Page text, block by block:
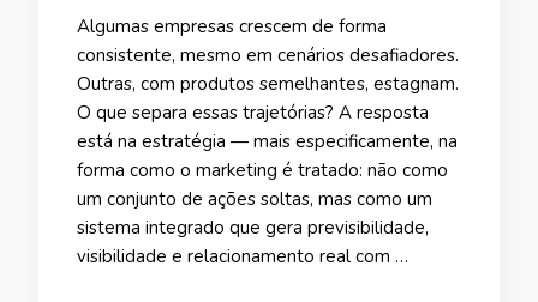
Algumas empresas crescem de forma
consistente, mesmo em cenários desafiadores.
Outras, com produtos semelhantes, estagnam.
O que separa essas trajetórias? A resposta
está na estratégia — mais especificamente, na
forma como o marketing é tratado: não como
um conjunto de ações soltas, mas como um
sistema integrado que gera previsibilidade,
visibilidade e relacionamento real com …